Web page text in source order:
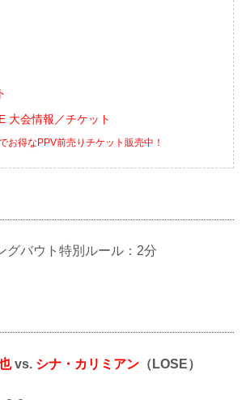
大会情報／チケット
お得なPPV前売りチケット販売中！
グバウト特別ルール：2分
vs. シナ・カリミアン （LOSE）